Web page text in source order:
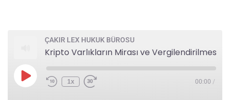
ÇAKIR LEX HUKUK BÜROSU
1x 00:00 /